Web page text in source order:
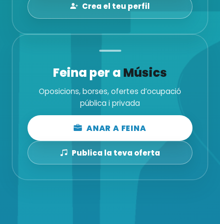
Crea el teu perfil
Feina per a Músics
Oposicions, borses, ofertes d’ocupació
pública i privada
ANAR A FEINA
Publica la teva oferta